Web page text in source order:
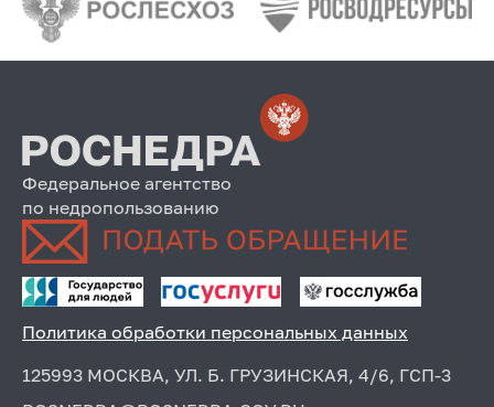
Федеральное агентство
по недропользованию
Политика обработки персональных данных
125993 МОСКВА, УЛ. Б. ГРУЗИНСКАЯ, 4/6, ГСП-3